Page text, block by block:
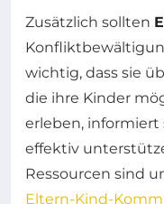
Zusätzlich sollten
wichtig, dass sie
die ihre Kinder
erleben, informiert
effektiv
Ressourcen sind
Eltern-Kind-